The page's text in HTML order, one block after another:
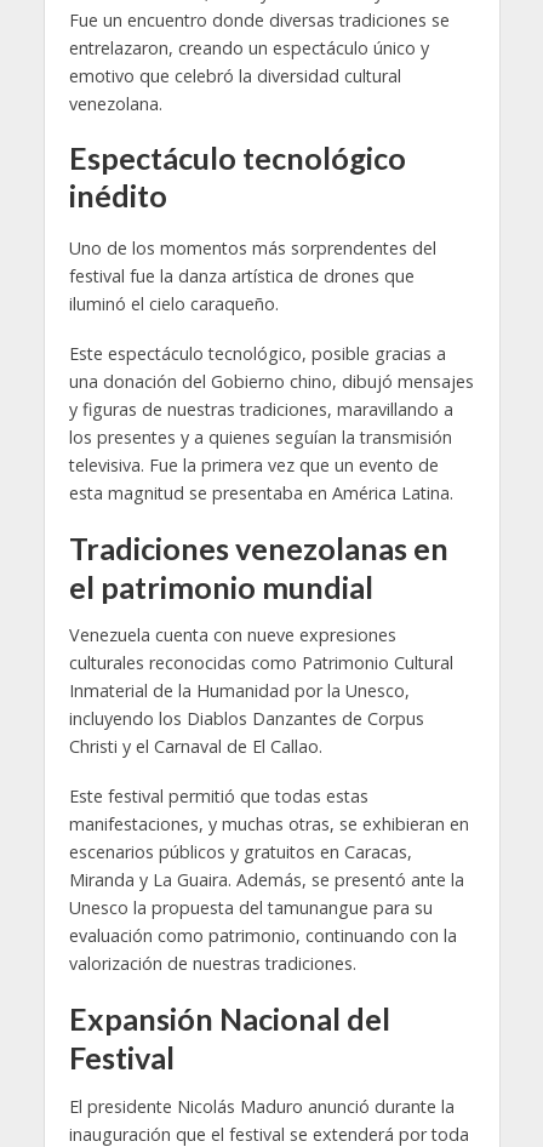
Fue un encuentro donde diversas tradiciones se
entrelazaron, creando un espectáculo único y
emotivo que celebró la diversidad cultural
venezolana.
Espectáculo tecnológico
inédito
Uno de los momentos más sorprendentes del
festival fue la danza artística de drones que
iluminó el cielo caraqueño.
Este espectáculo tecnológico, posible gracias a
una donación del Gobierno chino, dibujó mensajes
y figuras de nuestras tradiciones, maravillando a
los presentes y a quienes seguían la transmisión
televisiva. Fue la primera vez que un evento de
esta magnitud se presentaba en América Latina.
Tradiciones venezolanas en
el patrimonio mundial
Venezuela cuenta con nueve expresiones
culturales reconocidas como Patrimonio Cultural
Inmaterial de la Humanidad por la Unesco,
incluyendo los Diablos Danzantes de Corpus
Christi y el Carnaval de El Callao.
Este festival permitió que todas estas
manifestaciones, y muchas otras, se exhibieran en
escenarios públicos y gratuitos en Caracas,
Miranda y La Guaira. Además, se presentó ante la
Unesco la propuesta del tamunangue para su
evaluación como patrimonio, continuando con la
valorización de nuestras tradiciones.
Expansión Nacional del
Festival
El presidente Nicolás Maduro anunció durante la
inauguración que el festival se extenderá por toda